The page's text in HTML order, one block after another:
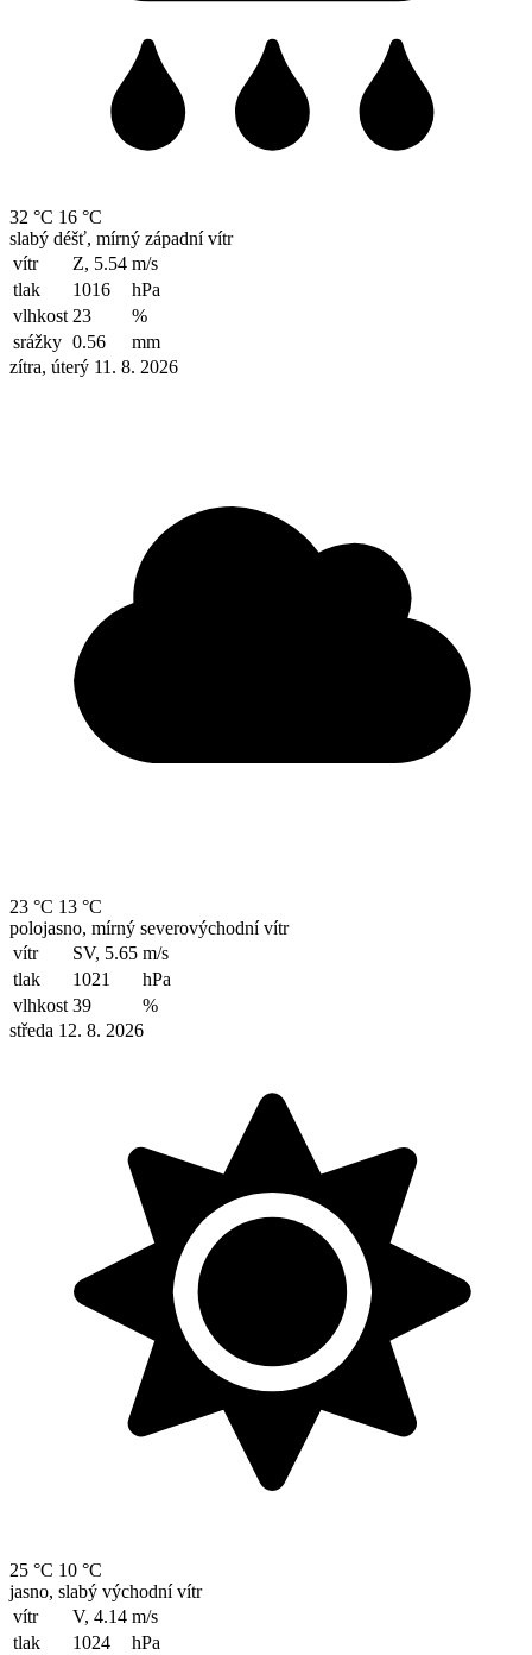
32 °C 16 °C
slabý déšť, mírný západní vítr
vítr
Z, 5.54 m/s
tlak
1016
hPa
vlhkost 23
%
srážky 0.56
mm
zítra, úterý 11. 8. 2026
23 °C 13 °C
polojasno, mírný severovýchodní vítr
vítr
SV, 5.65 m/s
tlak
1021
hPa
vlhkost 39
%
středa 12. 8. 2026
25 °C 10 °C
jasno, slabý východní vítr
vítr
V, 4.14 m/s
tlak
1024
hPa